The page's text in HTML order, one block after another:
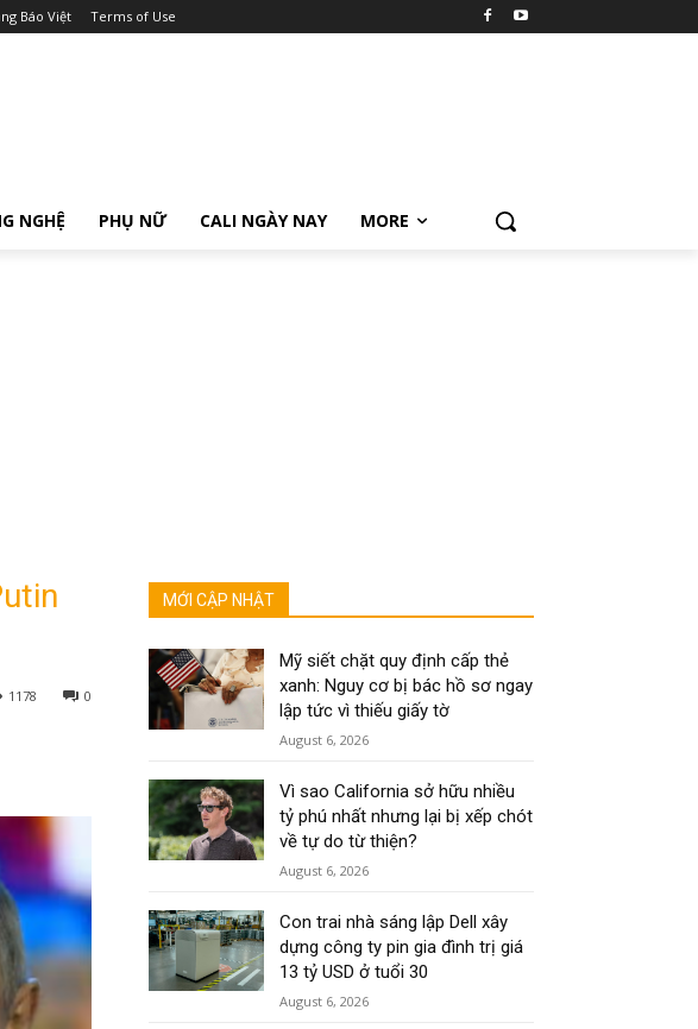
Báo Việt Terms of Use
NGHỆ PHỤ NỮ CALI NGÀY NAY MORE
0
1178
MỚI CẬP NHẬT
Mỹ siết chặt quy định cấp thẻ
xanh: Nguy cơ bị bác hồ sơ ngay
lập tức vì thiếu giấy tờ
August 6, 2026
Vì sao California sở hữu nhiều
tỷ phú nhất nhưng lại bị xếp chót
về tự do từ thiện?
August 6, 2026
Con trai nhà sáng lập Dell xây
dựng công ty pin gia đình trị giá
13 tỷ USD ở tuổi 30
August 6, 2026